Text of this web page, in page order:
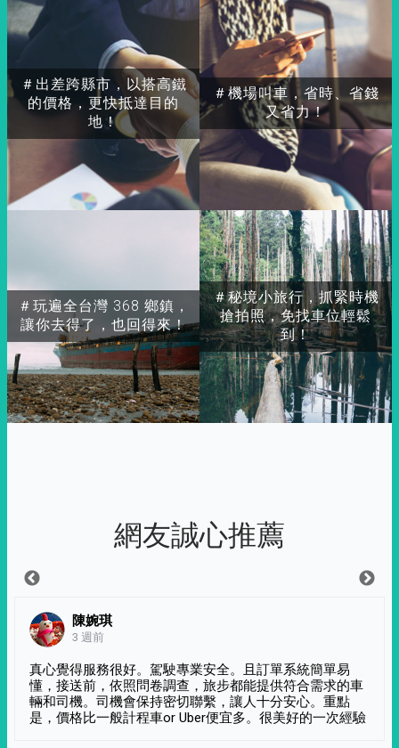
＃出差跨縣市，以搭高鐵
的價格，更快抵達目的
地！
＃玩遍全台灣 368 鄉鎮，
讓你去得了，也回得來！
＃秘境小旅行，抓緊時機
搶拍照，免找車位輕鬆
到！
＃機場叫車，省時、省錢
又省力！
網友誠心推薦
陳婉琪
3 週前
真心覺得服務很好。駕駛專業安全。且訂單系統簡單易
懂，接送前，依照問卷調查，旅步都能提供符合需求的車
輛和司機。司機會保持密切聯繫，讓人十分安心。重點
是，價格比一般計程車or Uber便宜多。很美好的一次經驗